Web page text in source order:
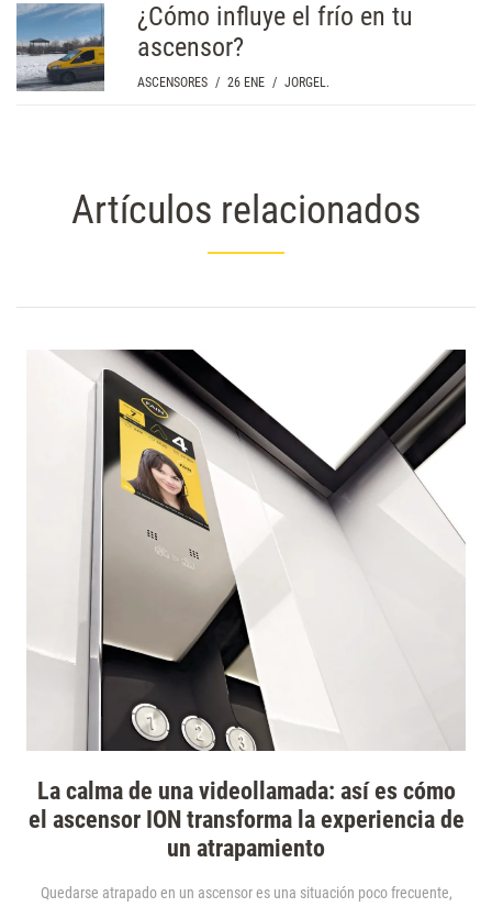
¿Cómo influye el frío en tu
ascensor?
ASCENSORES / 26 ENE / JORGEL.
Artículos relacionados
La calma de una videollamada: así es cómo
el ascensor ION transforma la experiencia de
un atrapamiento
Quedarse atrapado en un ascensor es una situación poco frecuente,